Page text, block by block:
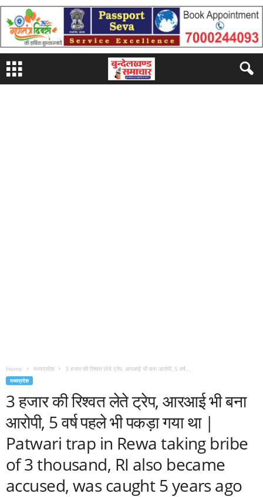
Home मध्यप्रदेश 3 हजार की रिश्वत लेते ट्रेप, आरआई भी बना आरोपी, 5 वर्ष...
मध्यप्रदेश
3 हजार की रिश्वत लेते ट्रेप, आरआई भी बना
आरोपी, 5 वर्ष पहले भी पकड़ा गया था |
Patwari trap in Rewa taking bribe
of 3 thousand, RI also became
accused, was caught 5 years ago